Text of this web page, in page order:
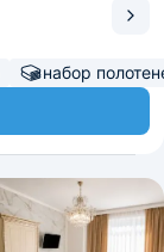
набор